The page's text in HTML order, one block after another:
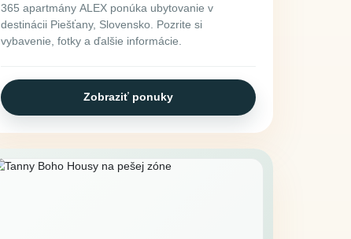
365 apartmány ALEX ponúka ubytovanie v
destinácii Piešťany, Slovensko. Pozrite si
vybavenie, fotky a ďalšie informácie.
Zobraziť ponuky